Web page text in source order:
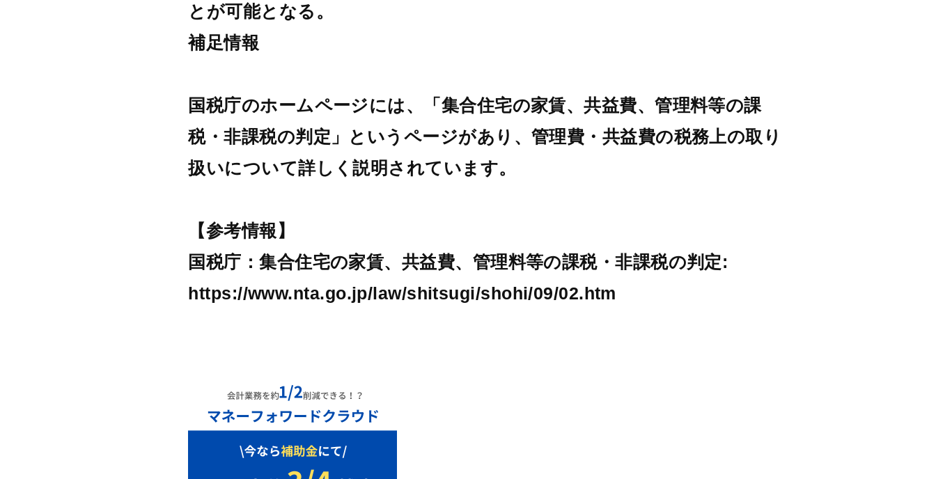
とが可能となる。
補足情報
国税庁のホームページには、「集合住宅の家賃、共益費、管理料等の課
税・非課税の判定」というページがあり、管理費・共益費の税務上の取り
扱いについて詳しく説明されています。
【参考情報】
国税庁：集合住宅の家賃、共益費、管理料等の課税・非課税の判定:
https://www.nta.go.jp/law/shitsugi/shohi/09/02.htm